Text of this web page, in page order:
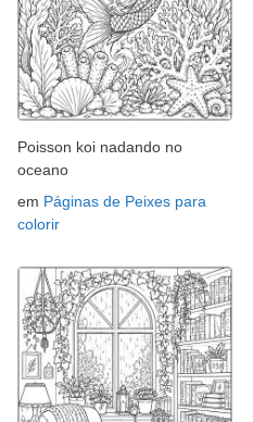
Poisson koi nadando no
oceano
em Páginas de Peixes para
colorir